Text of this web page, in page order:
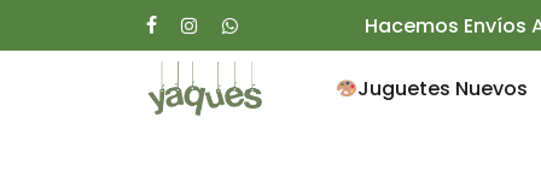
to
Hacemos Envíos
Juguetes Nuevos